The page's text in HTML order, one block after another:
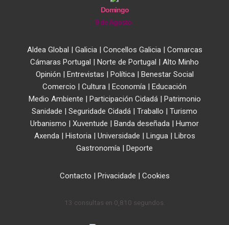
Domingo
9 de Agosto
Aldea Global | Galicia| Concellos Galicia| Comarcas
Cámaras Portugal | Norte de Portugal | Alto Minho
Opinión | Entrevistas | Política| Benestar Social
Comercio | Cultura | Economía | Educación
Medio Ambiente | Participación Cidadá| Patrimonio
Sanidade | Seguridade Cidadá | Traballo | Turismo
Urbanismo | Xuventude | Banda deseñada | Humor
Axenda| Historia| Universidade | Lingua| Libros
Gastronomía | Deporte
Contacto | Privacidade | Cookies
13 consultas en 0,810 segundos.